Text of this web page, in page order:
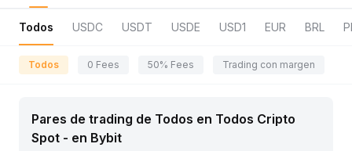
Todos USDC USDT USDE USD1 EUR BRL
Todos 0 Fees 50% Fees Trading con margen
Pares de trading de Todos en Todos Cripto
Spot - en Bybit